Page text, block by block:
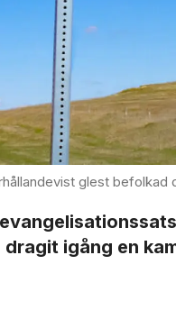
glest befolkad
igång en